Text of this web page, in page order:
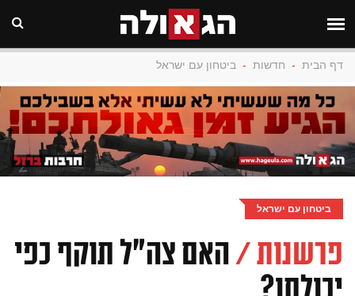
דף הבית - חדשות - ביטחון עם ישראל
ביטחון עם ישראל
פרשנות / האם צה"ל תוקף כפי
יכולתו?